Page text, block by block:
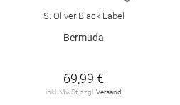
S. Oliver Black Label
Bermuda
69,99 €
inkl. MwSt. zzgl. Versand